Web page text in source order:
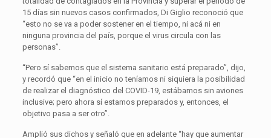
15 días sin nuevos casos confirmados, Di Giglio reconoció que
“esto no se va a poder sostener en el tiempo, ni acá ni en
ninguna provincia del país, porque el virus circula con las
personas”.
“Pero sí sabemos que el sistema sanitario está preparado”, dijo,
y recordó que “en el inicio no teníamos ni siquiera la posibilidad
de realizar el diagnóstico del COVID-19, estábamos sin aviones
inclusive; pero ahora sí estamos preparados y, entonces, el
objetivo pasa a ser otro”.
Amplió sus dichos y señaló que en adelante “hay que aumentar